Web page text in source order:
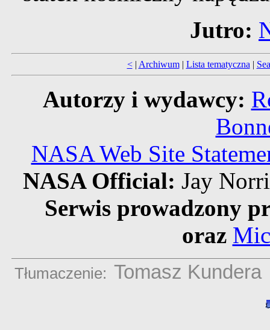
Jutro:
<| Archiwum| Lista tematyczna |
Autorzy i wydawcy:
NASA Web Site
NASA Official: Jay
Serwis prowadzony
oraz
Tłumaczenie: Tomasz Kundera